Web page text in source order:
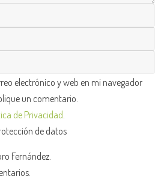
electrónico y web en mi navegador
un comentario.
de Privacidad
de datos
Fernández.